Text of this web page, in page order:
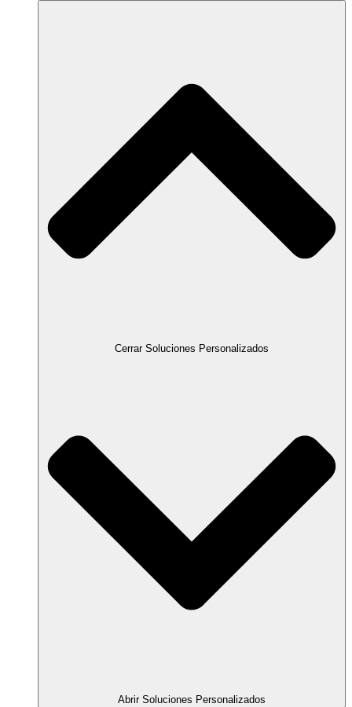
Cerrar Soluciones Personalizados
Abrir Soluciones Personalizados